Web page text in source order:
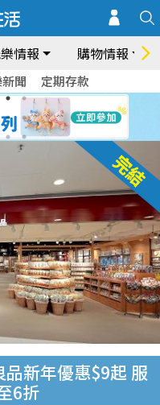
情報 購物情報
聞 定期存款
品新年優惠$9起 服
6折